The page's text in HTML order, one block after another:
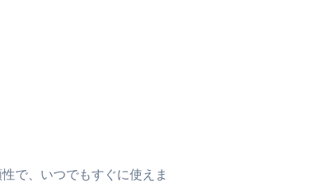
で、いつでもすぐに使えま